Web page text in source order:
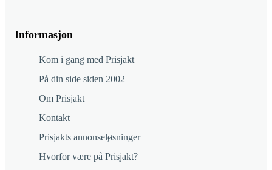
Informasjon
Kom i gang med Prisjakt
På din side siden 2002
Om Prisjakt
Kontakt
Prisjakts annonseløsninger
Hvorfor være på Prisjakt?